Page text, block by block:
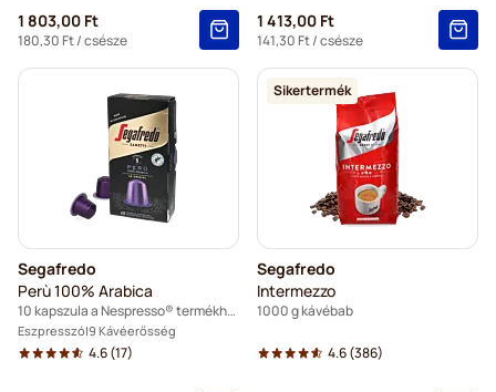
1 803,00 Ft
180,30 Ft/ csésze
1 413,00 Ft
141,30 Ft/ csésze
Segafredo
Perù 100% Arabica
10 kapszula a Nespresso® termékhez
Eszpresszó 9 Kávéerősség
4.6(17)
Sikertermék
Segafredo
Intermezzo
1000 g kávébab
4.6(386)